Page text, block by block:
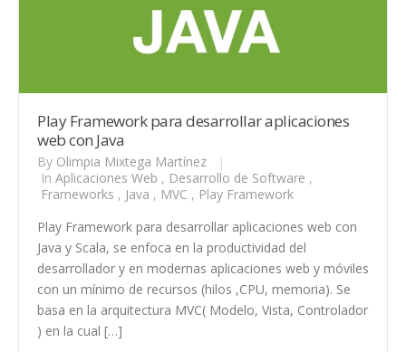
Play Framework para desarrollar aplicaciones
web con Java
By Olimpia Mixtega Martínez
|
In Aplicaciones Web , Desarrollo de Software ,
Frameworks , Java , MVC , Play Framework
Play Framework para desarrollar aplicaciones web con
Java y Scala, se enfoca en la productividad del
desarrollador y en modernas aplicaciones web y móviles
con un mínimo de recursos (hilos ,CPU, memoria). Se
basa en la arquitectura MVC( Modelo, Vista, Controlador
) en la cual […]